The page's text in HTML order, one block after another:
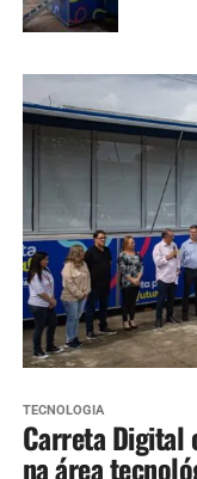
TECNOLOGIA
Carreta Digital
na área